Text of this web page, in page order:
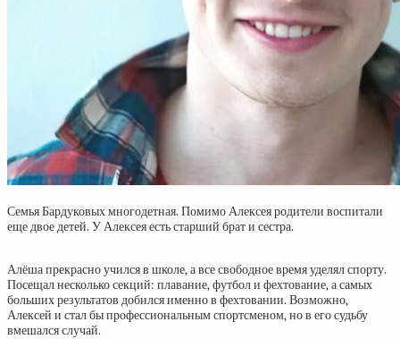
Семья Бардуковых многодетная. Помимо Алексея родители воспитали
еще двое детей. У Алексея есть старший брат и сестра.
Алёша прекрасно учился в школе, а все свободное время уделял спорту.
Посещал несколько секций: плавание, футбол и фехтование, а самых
больших результатов добился именно в фехтовании. Возможно,
Алексей и стал бы профессиональным спортсменом, но в его судьбу
вмешался случай.